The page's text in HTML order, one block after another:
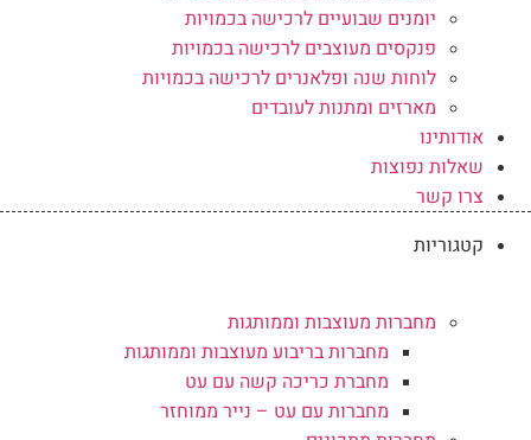
יומנים שבועיים לרכישה בכמויות
פנקסים מעוצבים לרכישה בכמויות
לוחות שנה ופלאנרים לרכישה בכמויות
מארזים ומתנות לעובדים
אודותינו
שאלות נפוצות
צרו קשר
קטגוריות
מחברות מעוצבות וממותגות
מחברות בריבוע מעוצבות וממותגות
מחברת כריכה קשה עם עט
מחברות עם עט – נייר ממוחזר